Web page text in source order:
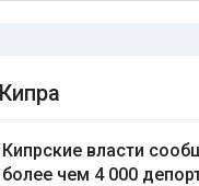
Кипрские власти
более чем 4 000